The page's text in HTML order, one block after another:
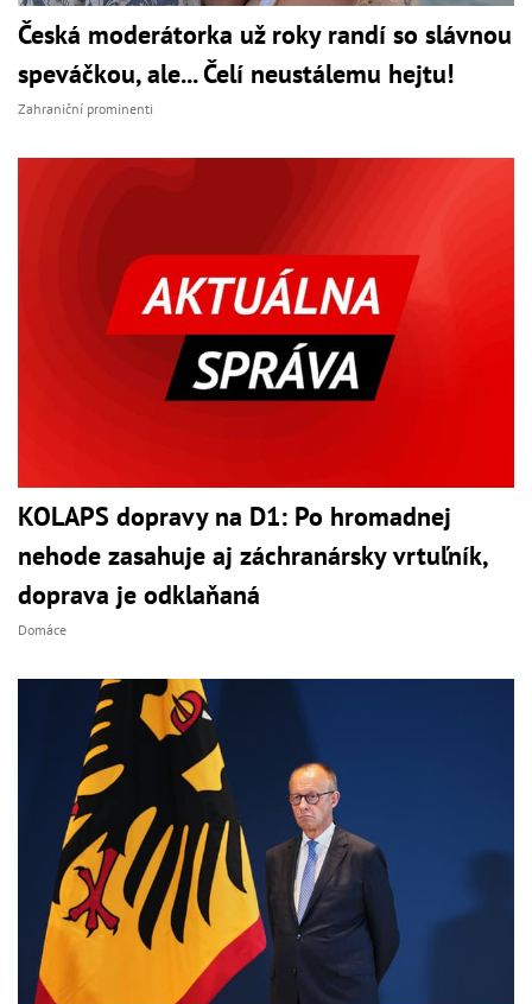
Česká moderátorka už roky randí so slávnou
speváčkou, ale... Čelí neustálemu hejtu!
Zahraniční prominenti
KOLAPS dopravy na D1: Po hromadnej
nehode zasahuje aj záchranársky vrtuľník,
doprava je odklaňaná
Domáce